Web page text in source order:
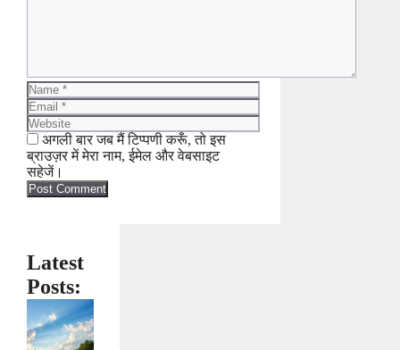
Name
Email
Website
अगली बार जब मैं टिप्पणी करूँ, तो इस
ब्राउज़र में मेरा नाम, ईमेल और वेबसाइट
सहेजें।
Latest
Posts: